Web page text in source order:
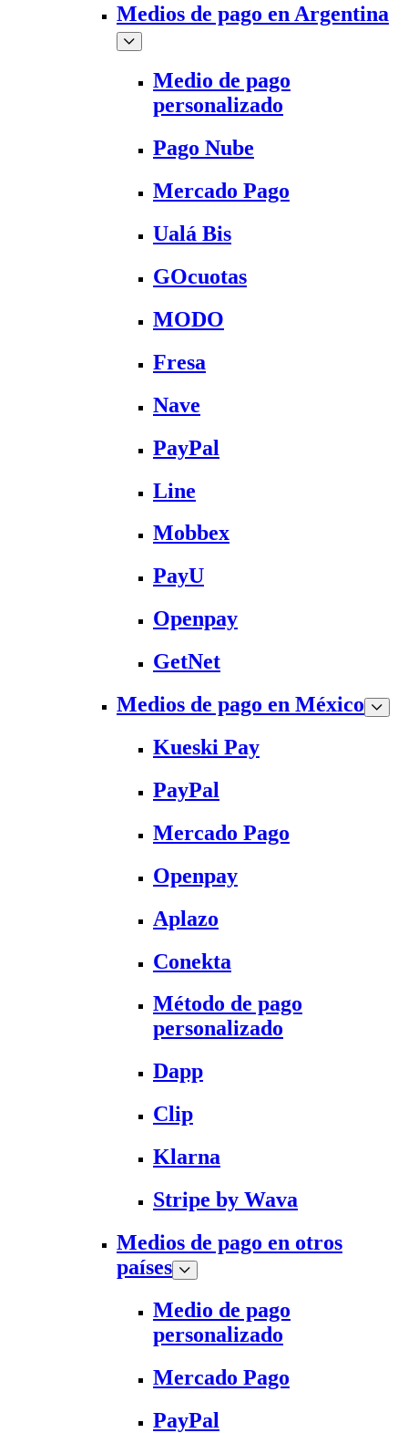
Medios de pago en Argentina
Medio de pago
personalizado
Pago Nube
Mercado Pago
Ualá Bis
GOcuotas
MODO
Fresa
Nave
PayPal
Line
Mobbex
PayU
Openpay
GetNet
Medios de pago en México
Kueski Pay
PayPal
Mercado Pago
Openpay
Aplazo
Conekta
Método de pago
personalizado
Dapp
Clip
Klarna
Stripe by Wava
Medios de pago en otros
países
Medio de pago
personalizado
Mercado Pago
PayPal